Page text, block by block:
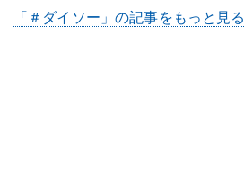
「＃ダイソー」の記事をもっと見る